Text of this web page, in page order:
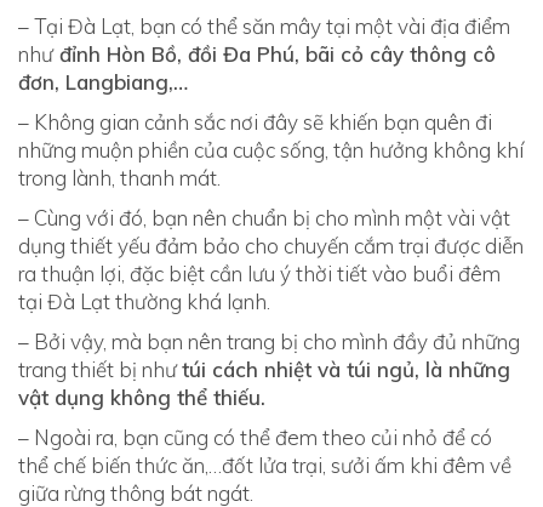
– Tại Đà Lạt, bạn có thể săn mây tại một vài địa điểm
nhưđỉnh Hòn Bồ, đồi Đa Phú, bãi cỏ cây thông cô
đơn, Langbiang,…
– Không gian cảnh sắc nơi đây sẽ khiến bạn quên đi
những muộn phiền của cuộc sống, tận hưởng không khí
trong lành, thanh mát.
– Cùng với đó, bạn nên chuẩn bị cho mình một vài vật
dụng thiết yếu đảm bảo cho chuyến cắm trại được diễn
ra thuận lợi, đặc biệt cần lưu ý thời tiết vào buổi đêm
tại Đà Lạt thường khá lạnh.
– Bởi vậy, mà bạn nên trang bị cho mình đầy đủ những
trang thiết bị nhưtúi cách nhiệt và túi ngủ, là những
vật dụng không thể thiếu.
– Ngoài ra, bạn cũng có thể đem theo củi nhỏ để có
thể chế biến thức ăn,…đốt lửa trại, sưởi ấm khi đêm về
giữa rừng thông bát ngát.